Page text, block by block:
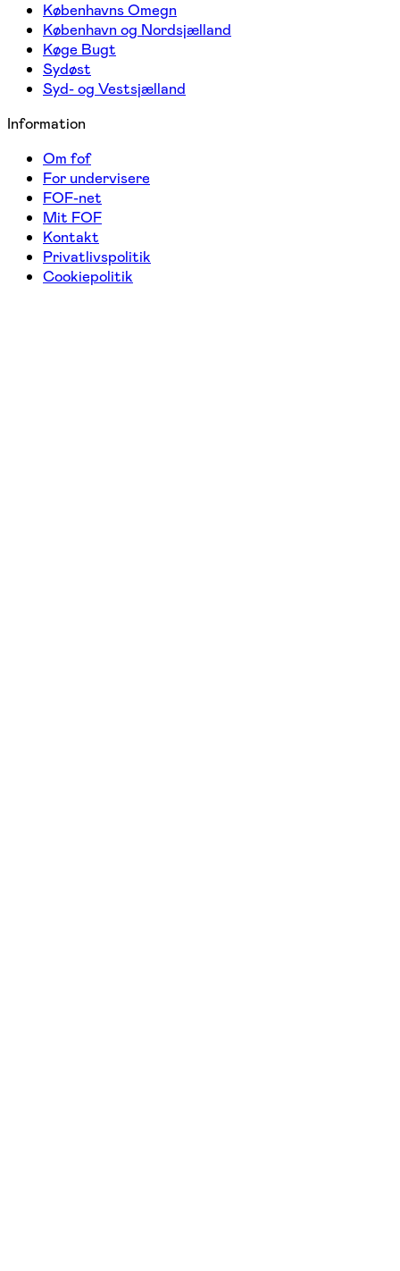
Københavns Omegn
København og Nordsjælland
Køge Bugt
Sydøst
Syd- og Vestsjælland
Information
Om fof
For undervisere
FOF-net
Mit FOF
Kontakt
Privatlivspolitik
Cookiepolitik